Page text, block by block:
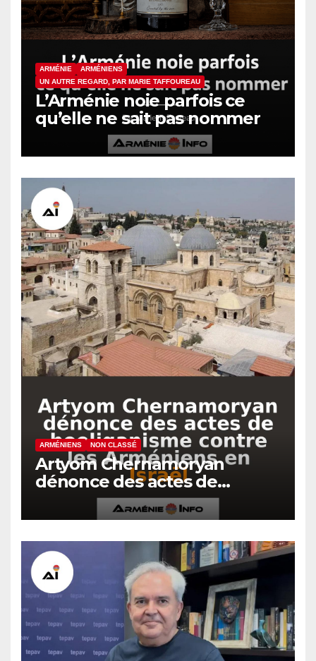
ARMÉNIE
ARMÉNIENS
UN AUTRE REGARD, PAR MARIE TAFFOUREAU
L’Arménie noie parfois ce
qu’elle ne sait pas nommer
ARMÉNIENS NON CLASSÉ
Artyom Chernamoryan
dénonce des actes de
hooliganisme contre les
Arméniens en Israël